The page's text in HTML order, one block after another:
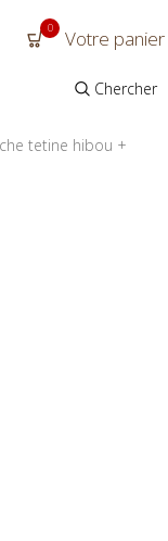
0 Votre panier
Chercher
tetine hibou +